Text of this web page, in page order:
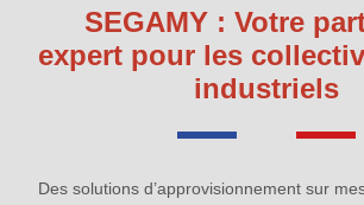
SEGAMY : Votre
expert pour les
industriels
Des solutions d’approvisionnement sur